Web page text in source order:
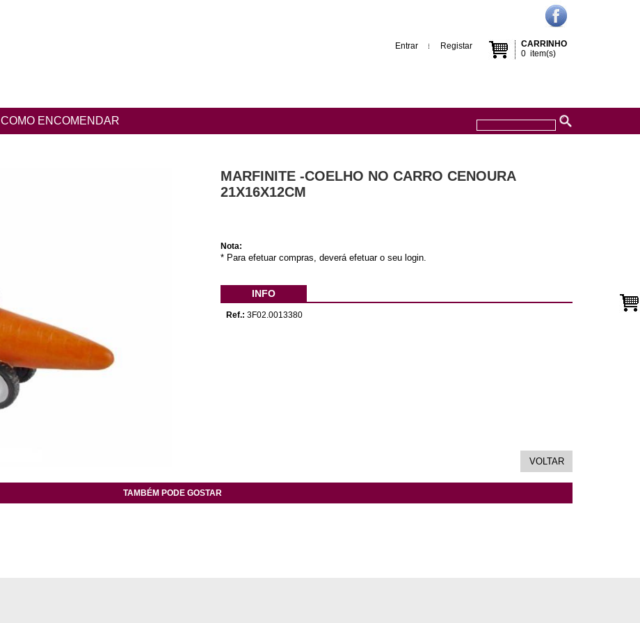
CARRINHO
0 item(s)
Entrar Registar
COMO ENCOMENDAR
MARFINITE -COELHO NO CARRO CENOURA
21X16X12CM
Nota:
* Para efetuar compras, deverá efetuar o seu login.
INFO
Ref.: 3F02.0013380
TAMBÉM PODE GOSTAR